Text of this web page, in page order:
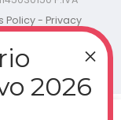
Policy - Privacy